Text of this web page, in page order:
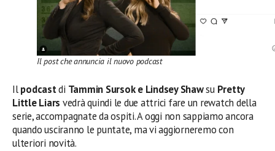
Il post che annuncia il nuovo podcast
Ilpodcastdi Tammin Sursok e Lindsey Shawsu Pretty
Little Liars vedrà quindi le due attrici fare un rewatch della
serie, accompagnate da ospiti. A oggi non sappiamo ancora
quando usciranno le puntate, ma vi aggiorneremo con
ulteriori novità.